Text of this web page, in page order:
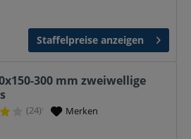
Staffelpreise anzeigen
300 mm zweiwellige
(24)¹ Merken